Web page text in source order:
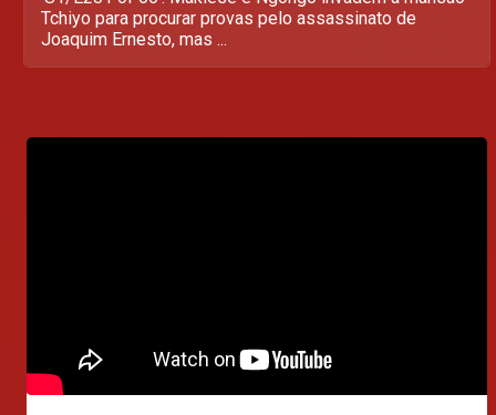
Tchiyo para procurar provas pelo assassinato de
Joaquim Ernesto, mas ...